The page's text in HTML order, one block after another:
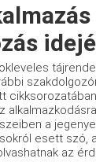
a
esett szó,
az